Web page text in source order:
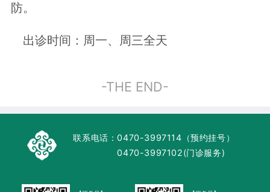
防。
出诊时间：周一、周三全天
-THE END-
联系电话：0470-3997114（预约挂号）
0470-3997102(门诊服务)